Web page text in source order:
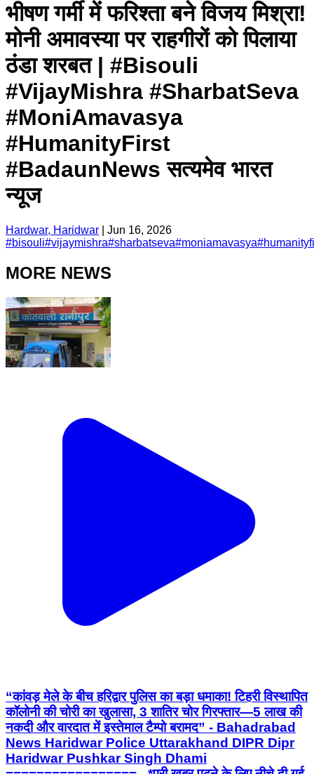
भीषण गर्मी में फरिश्ता बने विजय मिश्रा!
मोनी अमावस्या पर राहगीरों को पिलाया
ठंडा शरबत | #Bisouli
#VijayMishra #SharbatSeva
#MoniAmavasya
#HumanityFirst
#BadaunNews सत्यमेव भारत
न्यूज
Hardwar, Haridwar
Jun 16, 2026
#bisouli#vijaymishra#sharbatseva#moniamavasya#
MORE NEWS
“कांवड़ मेले के बीच हरिद्वार पुलिस का बड़ा धमाका! टिहरी विस्थापित
कॉलोनी की चोरी का खुलासा, 3 शातिर चोर गिरफ्तार—5 लाख की
नकदी और वारदात में इस्तेमाल टैम्पो बरामद” - Bahadrabad
News Haridwar Police Uttarakhand DIPR Dipr
Haridwar Pushkar Singh Dhami